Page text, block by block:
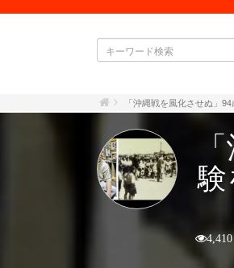
「沖縄戦を風化させぬ」